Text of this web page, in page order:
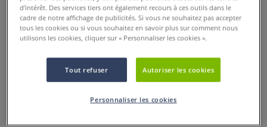
Vernis contact alimentaire
Decopatch
0 Commentaires
d’intérêt. Des services tiers ont également recours à ces outils dans le
cadre de notre affichage de publicités. Si vous ne souhaitez pas accepter
tous les cookies ou si vous souhaitez en savoir plus sur comment nous
utilisons les cookies, cliquer sur « Personnaliser les cookies ».
Tout refuser Autoriser les cookies
Personnaliser les cookies